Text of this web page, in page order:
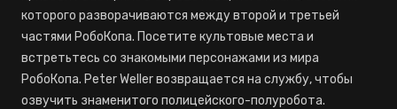
которого разворачиваются между второй и третьей
частями РобоКопа. Посетите культовые места и
встретьтесь со знакомыми персонажами из мира
РобоКопа. Peter Weller возвращается на службу, чтобы
озвучить знаменитого полицейского-полуробота.